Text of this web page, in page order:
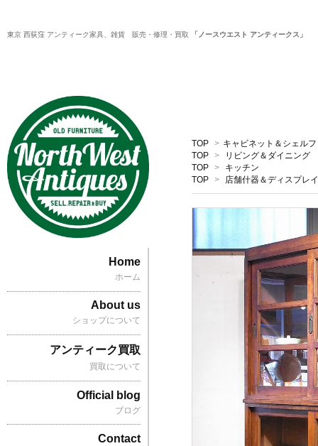
東京 西荻窪 アンティーク家具、雑貨 販売・修理・買取 「ノースウエスト アンティークス」
TOP > キャビネット＆シェルフ
TOP >
リビング＆ダイニング
TOP >
キッチン
TOP > 店舗什器＆ディスプレイ
Home
ホーム
About us
ショップについて
アンティーク買取
買取について
Official blog
ブログ
Contact